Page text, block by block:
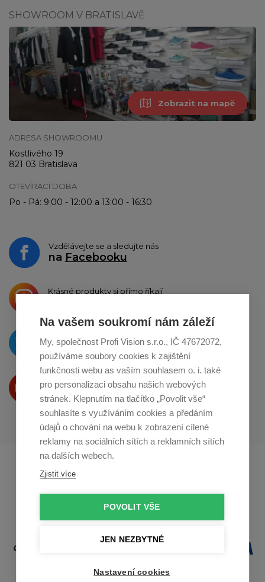
Na vašem soukromí nám záleží
My, společnost Profi Vision s.r.o., IČ 47672072,
používáme soubory cookies k zajištění
funkčnosti webu as vaším souhlasem o. i. také
pro personalizaci obsahu našich webových
stránek. Klepnutím na tlačítko „Povolit vše“
souhlasíte s využíváním cookies a předáním
údajů o chování na webu k zobrazení cílené
reklamy na sociálních sítích a reklamních sítích
na dalších webech.
Zjistit více
POVOLIT VŠE
JEN NEZBYTNÉ
Nastavení cookies
SHOWROOM V BRATISLAVĚ
Zobrazit na mapě
ADRESA SHOWROOMU
Kostlivého 19
821 03 Bratislava
OTEVÍRACÍ DOBA
Po - Pá: 9:00 - 12:00 a 13:00 - 16:30
Vzdělávejte se a sledujte nás
na Facebooku
Krásné produkty si přímo říkají
O novinkách píšeme
naTwitteru
Produkty Vám představujeme
na Youtube
Profikuchar.sk